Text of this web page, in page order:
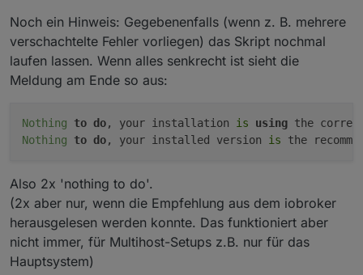
Noch ein Hinweis: Gegebenenfalls (wenn z. B. mehrere
verschachtelte Fehler vorliegen) das Skript nochmal
laufen lassen. Wenn alles senkrecht ist sieht die
Meldung am Ende so aus:
Nothing to do, your installation is
using
Nothing
to do, your installed version is
Also 2x 'nothing to do'.
(2x aber nur, wenn die Empfehlung aus dem iobroker
herausgelesen werden konnte. Das funktioniert aber
nicht immer, für Multihost-Setups z.B. nur für das
Hauptsystem)